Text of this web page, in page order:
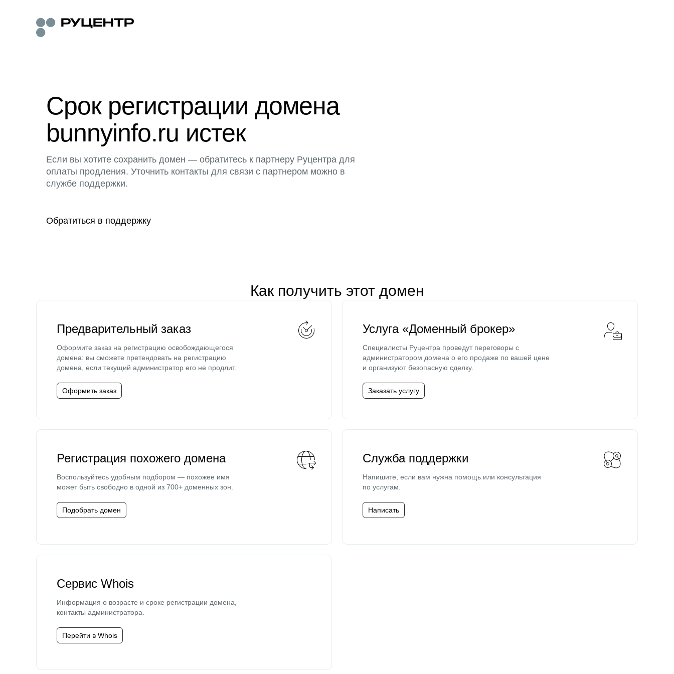
Срок регистрации домена
bunnyinfo.ru истек
Если вы хотите сохранить домен — обратитесь к партнеру Руцентра для
оплаты продления. Уточнить контакты для связи с партнером можно в
службе поддержки.
Обратиться в поддержку
Как получить этот домен
Предварительный заказ
Оформите заказ на регистрацию освобождающегося
домена: вы сможете претендовать на регистрацию
домена, если текущий администратор его не продлит.
Оформить заказ
Услуга «Доменный брокер»
Специалисты Руцентра проведут переговоры с
администратором домена о его продаже по вашей цене
и организуют безопасную сделку.
Заказать услугу
Регистрация похожего домена
Воспользуйтесь удобным подбором — похожее имя
может быть свободно в одной из 700+ доменных зон.
Подобрать домен
Служба поддержки
Напишите, если вам нужна помощь или консультация
по услугам.
Написать
Сервис Whois
Информация о возрасте и сроке регистрации домена,
контакты администратора.
Перейти в Whois